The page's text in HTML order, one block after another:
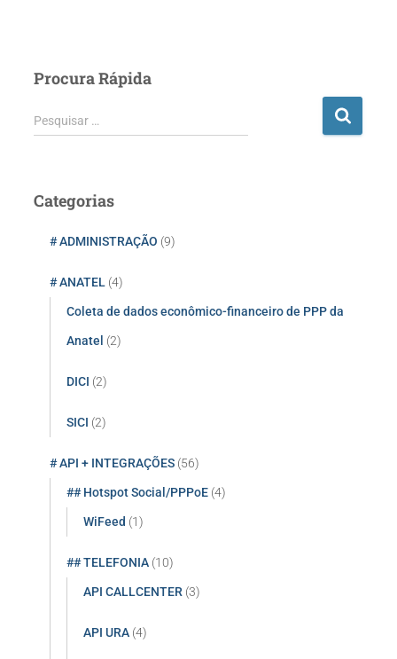
Procura Rápida
P
e
Pesquisar …
Categorias
# ADMINISTRAÇÃO (9)
# ANATEL (4)
Coleta de dados econômico-financeiro de PPP da
Anatel (2)
DICI (2)
SICI (2)
# API + INTEGRAÇÕES (56)
## Hotspot Social/PPPoE (4)
WiFeed (1)
## TELEFONIA (10)
API CALLCENTER (3)
API URA (4)